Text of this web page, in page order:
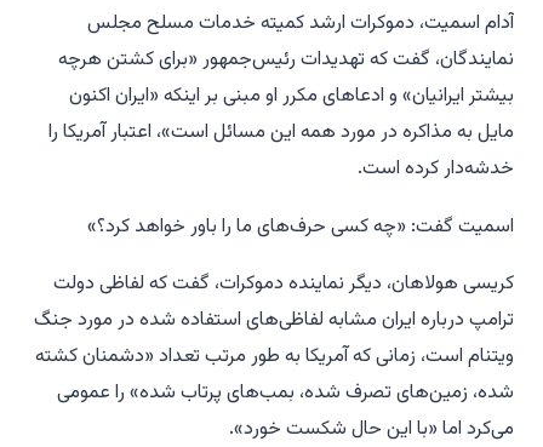
آدام اسمیت، دموکرات ارشد کمیته خدمات مسلح مجلس
نمایندگان، گفت که تهدیدات رئیس‌جمهور «برای کشتن هرچه
بیشتر ایرانیان» و ادعاهای مکرر او مبنی بر اینکه «ایران اکنون
مایل به مذاکره در مورد همه این مسائل است»، اعتبار آمریکا را
خدشه‌دار کرده است.
اسمیت گفت: «چه کسی حرف‌های ما را باور خواهد کرد؟»
کریسی هولاهان، دیگر نماینده دموکرات، گفت که لفاظی دولت
ترامپ درباره ایران مشابه لفاظی‌های استفاده شده در مورد جنگ
ویتنام است، زمانی که آمریکا به طور مرتب تعداد «دشمنان کشته
شده، زمین‌های تصرف شده، بمب‌های پرتاب شده» را عمومی
می‌کرد اما «با این حال شکست خورد».